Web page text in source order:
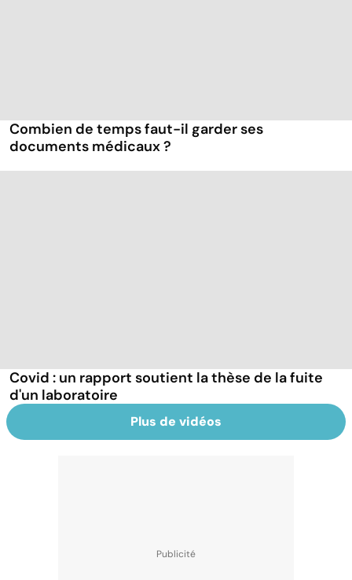
Combien de temps faut-il garder ses
documents médicaux ?
Covid : un rapport soutient la thèse de la fuite
d'un laboratoire
Plus de vidéos